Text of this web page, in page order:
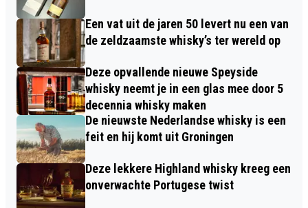
Een vat uit de jaren 50 levert nu een van
de zeldzaamste whisky’s ter wereld op
Deze opvallende nieuwe Speyside
whisky neemt je in een glas mee door 5
decennia whisky maken
De nieuwste Nederlandse whisky is een
feit en hij komt uit Groningen
Deze lekkere Highland whisky kreeg een
onverwachte Portugese twist